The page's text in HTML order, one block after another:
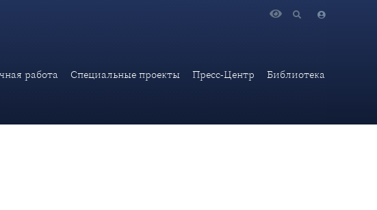
работа Специальные проекты Пресс-Центр Библиотека